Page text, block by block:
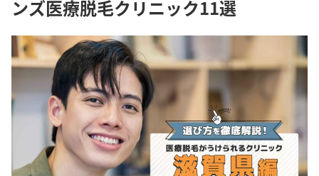
ンズ医療脱毛クリニック11選